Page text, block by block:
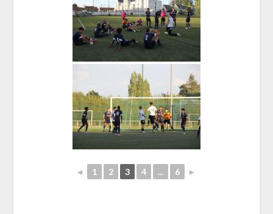
◄ 1 2 3 4 ... 6 ►